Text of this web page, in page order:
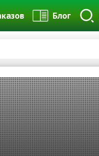
Блог